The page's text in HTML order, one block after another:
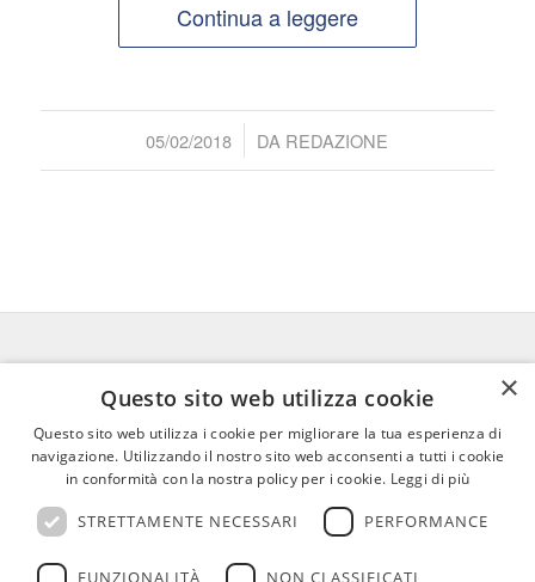
Continua a leggere
05/02/2018
/ DA REDAZIONE
FEDERICO MOTTA EDITORE
02 300761– info@mottaeditore.it–
08233380966 – Cap.Soc. € 1.000.000 I.V. –
REA MI 2011580
×
Questo sito web utilizza cookie
Questo sito web utilizza i cookie per migliorare la tua esperienza di
navigazione. Utilizzando il nostro sito web acconsenti a tutti i cookie
in conformità con la nostra policy per i cookie. Leggi di più
STRETTAMENTE NECESSARI PERFORMANCE
FUNZIONALITÀ NON CLASSIFICATI